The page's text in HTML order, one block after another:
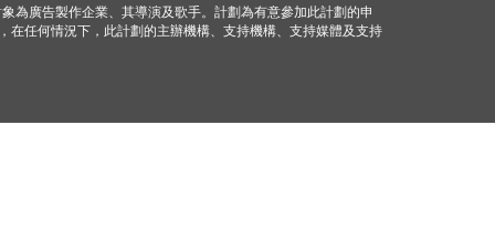
為廣告製作企業、其導演及歌手。計劃為有意參加此計劃的申
任何情況下，此計劃的主辦機構、支持機構、支持媒體及支持